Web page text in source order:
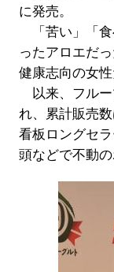
に発売。
「苦い」「食
ったアロエだ
健康志向の女性
以来、フルー
れ、累計販売
看板ロングセ
頭などで不動